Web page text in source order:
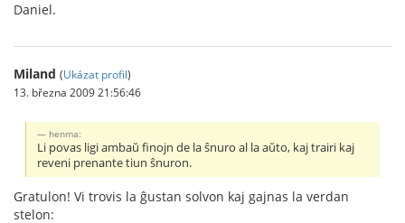
Daniel.
Miland (Ukázat profil)
13. března 2009 21:56:46
henma:
Li povas ligi ambaŭ finojn de la ŝnuro al la aŭto, kaj trairi kaj
reveni prenante tiun ŝnuron.
Gratulon! Vi trovis la ĝustan solvon kaj gajnas la verdan
stelon: